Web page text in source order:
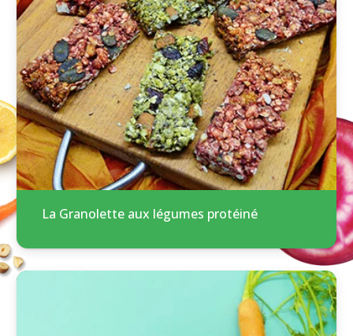
La Granolette aux légumes protéiné